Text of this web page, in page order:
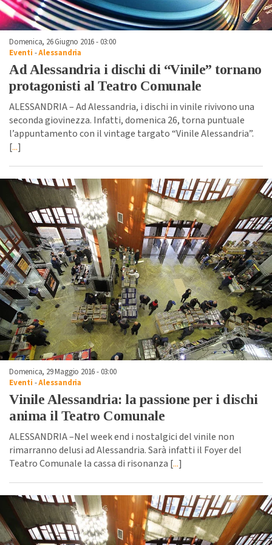
Domenica, 26 Giugno 2016 - 03:00
Eventi -Alessandria
Ad Alessandria i dischi di “Vinile” tornano
protagonisti al Teatro Comunale
ALESSANDRIA – Ad Alessandria, i dischi in vinile rivivono una
seconda giovinezza. Infatti, domenica 26, torna puntuale
l’appuntamento con il vintage targato “Vinile Alessandria”.
[...]
Domenica, 29 Maggio 2016 - 03:00
Eventi -Alessandria
Vinile Alessandria: la passione per i dischi
anima il Teatro Comunale
ALESSANDRIA –Nel week end i nostalgici del vinile non
rimarranno delusi ad Alessandria. Sarà infatti il Foyer del
Teatro Comunale la cassa di risonanza [...]